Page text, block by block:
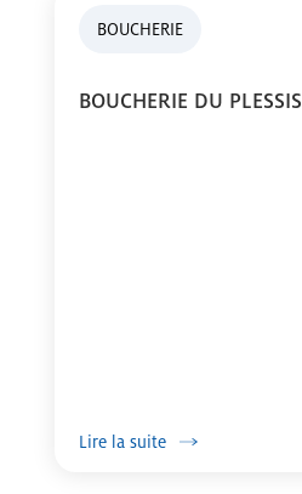
BOUCHERIE
BOUCHERIE DU PLESSIS
Lire la suite